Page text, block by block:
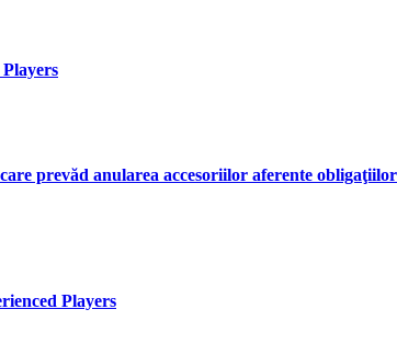
prevăd anularea accesoriilor aferente
Players